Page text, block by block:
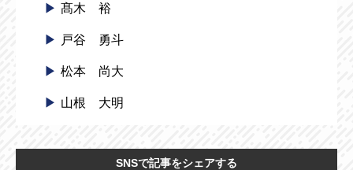
髙木 裕
戸谷 勇斗
松本 尚大
山根 大明
SNSで記事をシェアする